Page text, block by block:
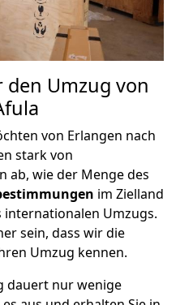
den Umzug von
von Erlangen nach
stark von
ab, wie der Menge des
im Zielland
Umzugs.
sein, dass wir die
Umzug kennen.
dauert nur wenige